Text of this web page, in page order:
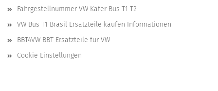
Fahrgestellnummer VW Käfer Bus T1 T2
VW Bus T1 Brasil Ersatzteile kaufen Informationen
BBT4VW BBT Ersatzteile für VW
Cookie Einstellungen